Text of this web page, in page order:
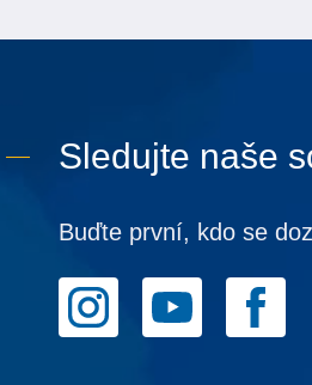
Sledujte naše
Buďte první, kdo se